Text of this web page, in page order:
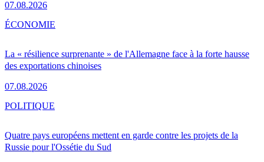
07.08.2026
La « résilience surprenante » de l'Allemagne face à la forte hausse
des exportations chinoises
07.08.2026
ÉCONOMIE
Quatre pays européens mettent en garde contre les projets de la
Russie pour l'Ossétie du Sud
POLITIQUE